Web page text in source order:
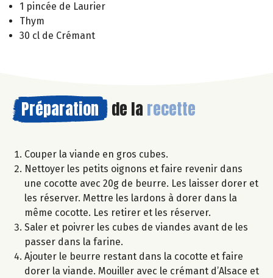
1 pincée de Laurier
Thym
30 cl de Crémant
Préparation de la recette
Couper la viande en gros cubes.
Nettoyer les petits oignons et faire revenir dans
une cocotte avec 20g de beurre. Les laisser dorer et
les réserver. Mettre les lardons à dorer dans la
même cocotte. Les retirer et les réserver.
Saler et poivrer les cubes de viandes avant de les
passer dans la farine.
Ajouter le beurre restant dans la cocotte et faire
dorer la viande. Mouiller avec le crémant d’Alsace et